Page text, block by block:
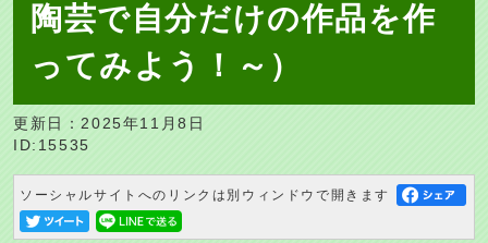
陶芸で自分だけの作品を作
ってみよう！～）
更新日：2025年11月8日
ID:15535
ソーシャルサイトへのリンクは別ウィンドウで開きます